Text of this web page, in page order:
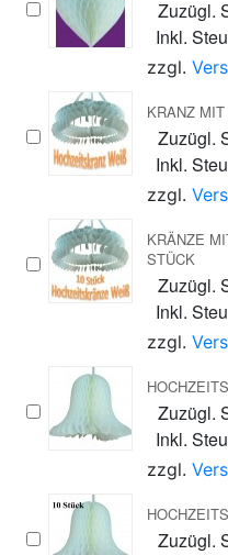
Zuzügl.
Inkl.
zzgl.
KRANZ MIT
Zuzügl.
Inkl.
zzgl.
KRÄNZE
TÜCK
Zuzügl.
Inkl.
zzgl.
Zuzügl.
Inkl.
zzgl.
Zuzügl.